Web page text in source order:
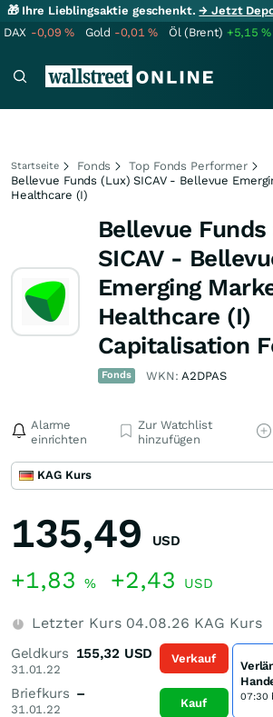
🎁 Ihre Lieblingsaktie geschenkt.→ Jetzt
DAX -0,09% Gold -0,01% Öl (Brent) +5,15%
Startseite Fonds
Top Fonds Performer
Bellevue Funds (Lux) SICAV - Bellevue
Healthcare (I)
Bellevue
SICAV -
Emerging
Healthcare (I)
Capitalisation
Fonds WKN:A2DPAS
Alarme
einrichten
Zur Watchlist
hinzufügen
KAG Kurs
135,49 USD
+1,83 % +2,43 USD
Letzter Kurs 04.08.26 KAG Kurs
Geldkurs
31.01.22
155,32 USD
Briefkurs
31.01.22
–
Verkauf
Kauf 07:30